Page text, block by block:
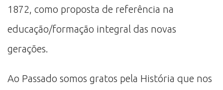
1872, como proposta de referência na
educação/formação integral das novas
gerações.
Ao Passado somos gratos pela História que nos